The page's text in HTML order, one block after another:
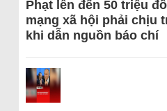
Phạt lên đến 50 triệu
mạng xã hội phải chịu
khi dẫn nguồn báo chí